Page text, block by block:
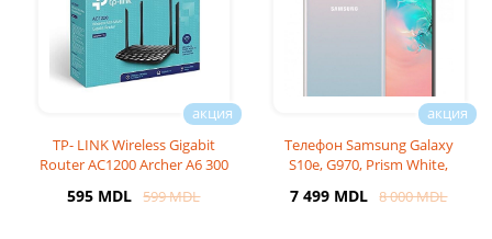
TP- LINK Wireless Gigabit
Router AC1200 Archer A6 300
595 MDL 599 MDL
Телефон Samsung Galaxy
S10e, G970, Prism White,
7 499 MDL 8 000 MDL